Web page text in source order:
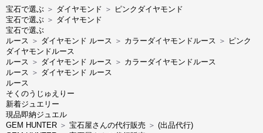
宝石で選ぶ ＞ ダイヤモンド ＞ ピンクダイヤモンド
宝石で選ぶ ＞ ダイヤモンド
宝石で選ぶ
ルース ＞ ダイヤモンド ルース ＞ カラーダイヤモンドルース ＞ ピンク
ダイヤモンドルース
ルース ＞ ダイヤモンド ルース ＞ カラーダイヤモンドルース
ルース ＞ ダイヤモンド ルース
ルース
そくのうじゅえりー
新着ジュエリー
現品即納ジュエル
GEM HUNTER ＞ 宝石屋さんの代行販売 ＞ (出品代行)